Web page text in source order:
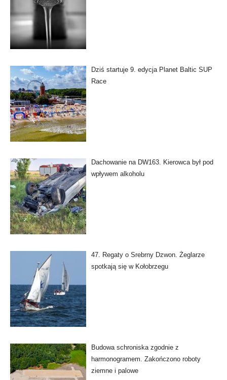
Dziś startuje 9. edycja Planet Baltic SUP
Race
Dachowanie na DW163. Kierowca był pod
wpływem alkoholu
47. Regaty o Srebrny Dzwon. Żeglarze
spotkają się w Kołobrzegu
Budowa schroniska zgodnie z
harmonogramem. Zakończono roboty
ziemne i palowe